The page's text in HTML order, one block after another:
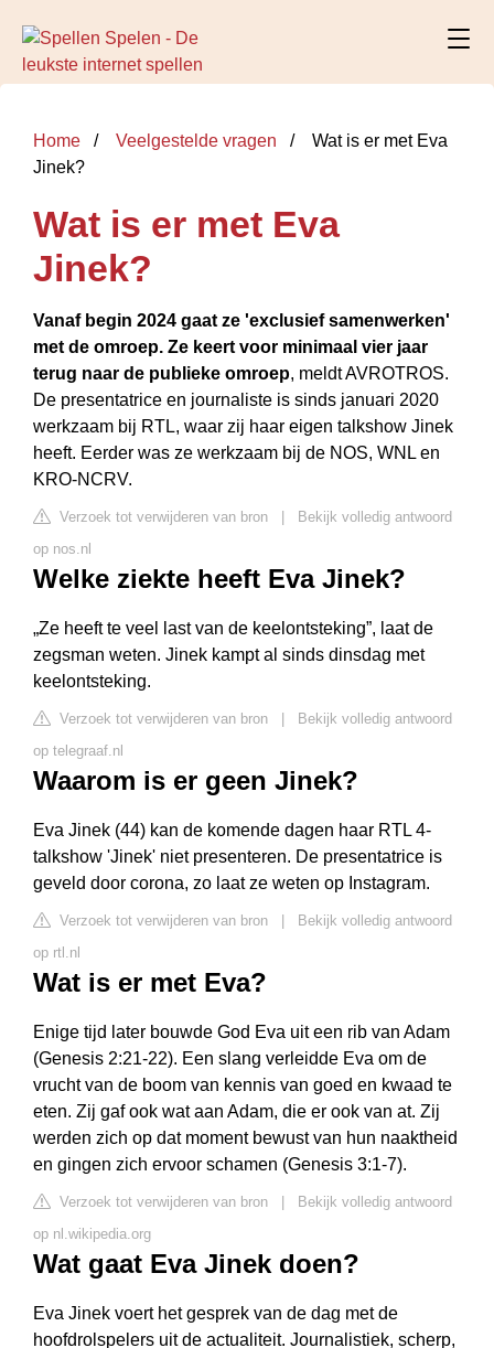
Home Veelgestelde vragen
Wat is er met Eva
Jinek?
Wat is er met Eva
Jinek?
Vanaf begin 2024 gaat ze 'exclusief samenwerken'
met de omroep. Ze keert voor minimaal vier jaar
terug naar de publieke omroep, meldt AVROTROS.
De presentatrice en journaliste is sinds januari 2020
werkzaam bij RTL, waar zij haar eigen talkshow Jinek
heeft. Eerder was ze werkzaam bij de NOS, WNL en
KRO-NCRV.
Verzoek tot verwijderen van bron
Bekijk volledig antwoord
op nos.nl
Welke ziekte heeft Eva Jinek?
„Ze heeft te veel last van de keelontsteking”, laat de
zegsman weten. Jinek kampt al sinds dinsdag met
keelontsteking.
Verzoek tot verwijderen van bron
Bekijk volledig antwoord
op telegraaf.nl
Waarom is er geen Jinek?
Eva Jinek (44) kan de komende dagen haar RTL 4-
talkshow 'Jinek' niet presenteren. De presentatrice is
geveld door corona, zo laat ze weten op Instagram.
Verzoek tot verwijderen van bron
Bekijk volledig antwoord
op rtl.nl
Wat is er met Eva?
Enige tijd later bouwde God Eva uit een rib van Adam
(Genesis 2:21-22). Een slang verleidde Eva om de
vrucht van de boom van kennis van goed en kwaad te
eten. Zij gaf ook wat aan Adam, die er ook van at. Zij
werden zich op dat moment bewust van hun naaktheid
en gingen zich ervoor schamen (Genesis 3:1-7).
Verzoek tot verwijderen van bron
Bekijk volledig antwoord
op nl.wikipedia.org
Wat gaat Eva Jinek doen?
Eva Jinek voert het gesprek van de dag met de
hoofdrolspelers uit de actualiteit. Journalistiek, scherp,